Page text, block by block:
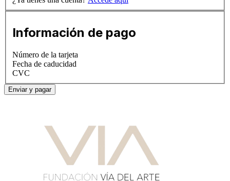
Información de pago
Número de la tarjeta
Fecha de caducidad
CVC